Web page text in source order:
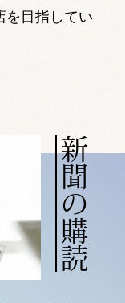
を目指してい
新聞の購読